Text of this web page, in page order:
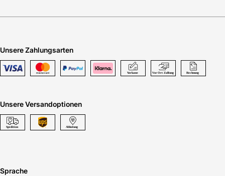
Unsere Zahlungsarten
Unsere Versandoptionen
Sprache